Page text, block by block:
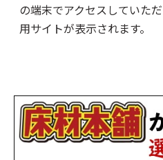
の端末でアクセスしていた
用サイトが表示されます。